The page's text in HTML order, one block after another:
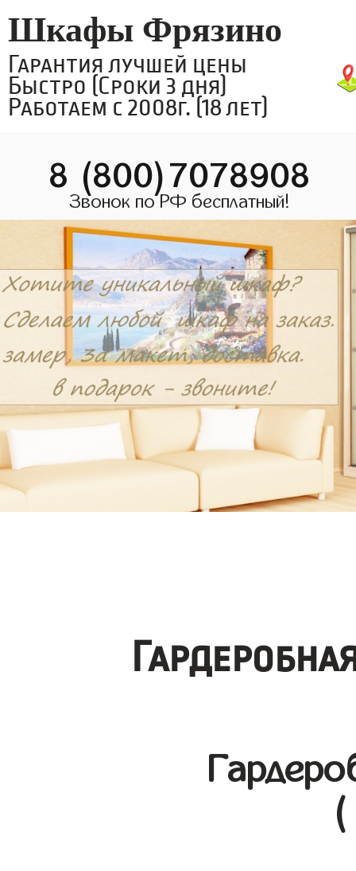
Шкафы Фрязино
Гарантия лучшей цены
Быстро (Сроки 3 дня)
Работаем с 2008г. (18 лет)
8 (800)7078908
Звонок по РФ бесплатный!
(